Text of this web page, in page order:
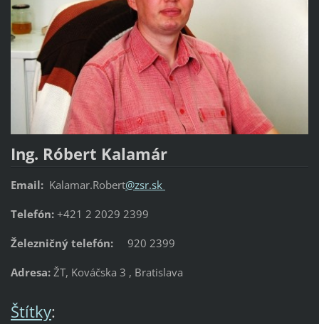
Ing. Róbert Kalamár
Email:Kalamar.Robert@zsr.sk
Telefón:+421 2 2029 2399
Železničný telefón: 920 2399
Adresa:ŽT, Kováčska 3 , Bratislava
Štítky: